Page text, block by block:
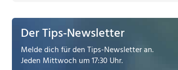
Der Tips-Newsletter
Melde dich für den Tips-Newsletter an.
Jeden Mittwoch um 17:30 Uhr.